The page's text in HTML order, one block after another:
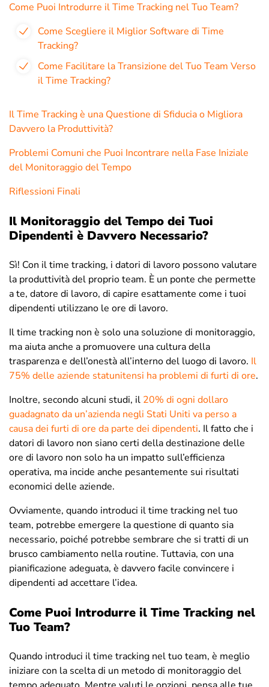
Come Puoi Introdurre il Time Tracking nel Tuo Team?
Come Scegliere il Miglior Software di Time
Tracking?
Come Facilitare la Transizione del Tuo Team Verso
il Time Tracking?
Il Time Tracking è una Questione di Sfiducia o Migliora
Davvero la Produttività?
Problemi Comuni che Puoi Incontrare nella Fase Iniziale
del Monitoraggio del Tempo
Riflessioni Finali
Il Monitoraggio del Tempo dei Tuoi
Dipendenti è Davvero Necessario?
Sì! Con il time tracking, i datori di lavoro possono valutare
la produttività del proprio team. È un ponte che permette
a te, datore di lavoro, di capire esattamente come i tuoi
dipendenti utilizzano le ore di lavoro.
Il time tracking non è solo una soluzione di monitoraggio,
ma aiuta anche a promuovere una cultura della
trasparenza e dell’onestà all’interno del luogo di lavoro. Il
75% delle aziende statunitensi ha problemi di furti di ore.
Inoltre, secondo alcuni studi, il 20% di ogni dollaro
guadagnato da un’azienda negli Stati Uniti va perso a
causa dei furti di ore da parte dei dipendenti. Il fatto che i
datori di lavoro non siano certi della destinazione delle
ore di lavoro non solo ha un impatto sull’efficienza
operativa, ma incide anche pesantemente sui risultati
economici delle aziende.
Ovviamente, quando introduci il time tracking nel tuo
team, potrebbe emergere la questione di quanto sia
necessario, poiché potrebbe sembrare che si tratti di un
brusco cambiamento nella routine. Tuttavia, con una
pianificazione adeguata, è davvero facile convincere i
dipendenti ad accettare l’idea.
Come Puoi Introdurre il Time Tracking nel
Tuo Team?
Quando introduci il time tracking nel tuo team, è meglio
iniziare con la scelta di un metodo di monitoraggio del